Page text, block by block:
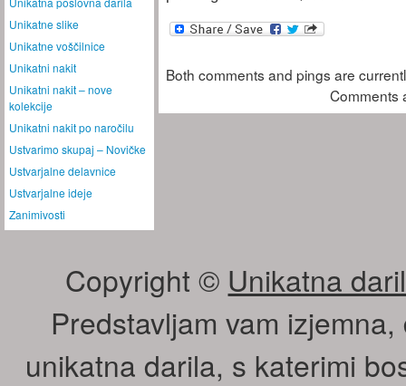
Unikatne slike
Unikatne voščilnice
Unikatni nakit
Unikatni nakit – nove
kolekcije
Unikatni nakit po naročilu
Ustvarimo skupaj – Novičke
Ustvarjalne delavnice
Ustvarjalne ideje
Zanimivosti
Both comments and pings are
Comments
Copyright © Unikatna
Predstavljam vam
unikatna darila, s katerimi